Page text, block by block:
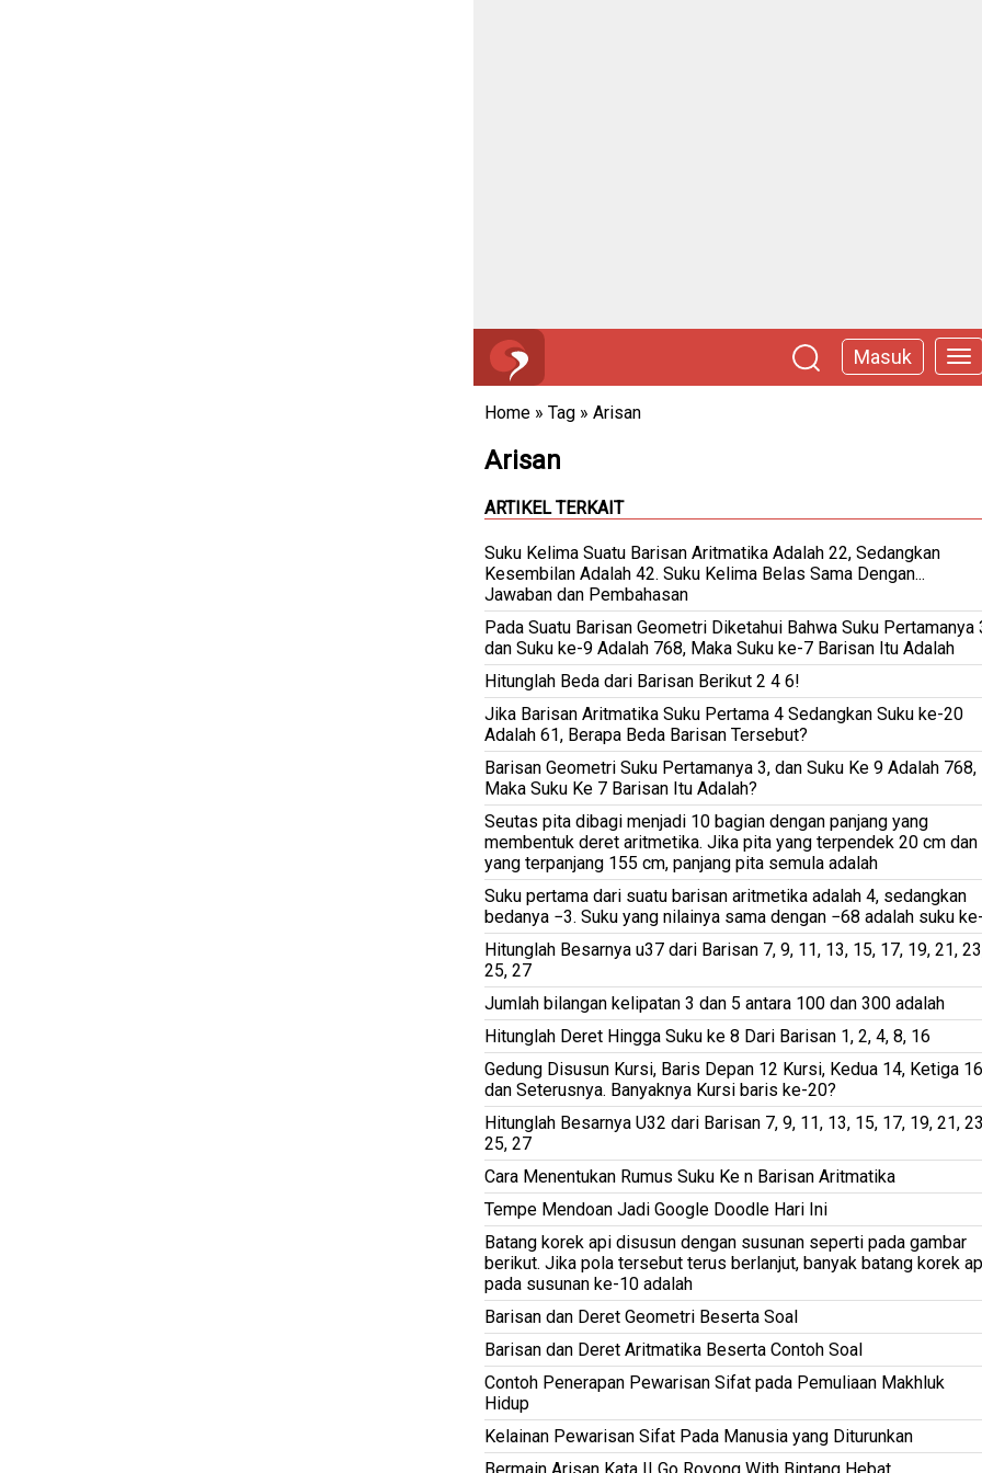
Masuk
Home » Tag » Arisan
Arisan
ARTIKEL TERKAIT
Suku Kelima Suatu Barisan Aritmatika Adalah 22, Sedangkan
Kesembilan Adalah 42. Suku Kelima Belas Sama Dengan...
Jawaban dan Pembahasan
Pada Suatu Barisan Geometri Diketahui Bahwa Suku Pertamanya
dan Suku ke-9 Adalah 768, Maka Suku ke-7 Barisan Itu Adalah
Hitunglah Beda dari Barisan Berikut 2 4 6!
Jika Barisan Aritmatika Suku Pertama 4 Sedangkan Suku ke-20
Adalah 61, Berapa Beda Barisan Tersebut?
Barisan Geometri Suku Pertamanya 3, dan Suku Ke 9 Adalah 768,
Maka Suku Ke 7 Barisan Itu Adalah?
Seutas pita dibagi menjadi 10 bagian dengan panjang yang
membentuk deret aritmetika. Jika pita yang terpendek 20 cm dan
yang terpanjang 155 cm, panjang pita semula adalah
Suku pertama dari suatu barisan aritmetika adalah 4, sedangkan
bedanya −3. Suku yang nilainya sama dengan −68 adalah suku ke-
Hitunglah Besarnya u37 dari Barisan 7, 9, 11, 13, 15, 17, 19, 21,
25, 27
Jumlah bilangan kelipatan 3 dan 5 antara 100 dan 300 adalah
Hitunglah Deret Hingga Suku ke 8 Dari Barisan 1, 2, 4, 8, 16
Gedung Disusun Kursi, Baris Depan 12 Kursi, Kedua 14, Ketiga 16
dan Seterusnya. Banyaknya Kursi baris ke-20?
Hitunglah Besarnya U32 dari Barisan 7, 9, 11, 13, 15, 17, 19, 21,
25, 27
Cara Menentukan Rumus Suku Ke n Barisan Aritmatika
Tempe Mendoan Jadi Google Doodle Hari Ini
Batang korek api disusun dengan susunan seperti pada gambar
berikut. Jika pola tersebut terus berlanjut, banyak batang korek
pada susunan ke-10 adalah
Barisan dan Deret Geometri Beserta Soal
Barisan dan Deret Aritmatika Beserta Contoh Soal
Contoh Penerapan Pewarisan Sifat pada Pemuliaan Makhluk
Hidup
Kelainan Pewarisan Sifat Pada Manusia yang Diturunkan